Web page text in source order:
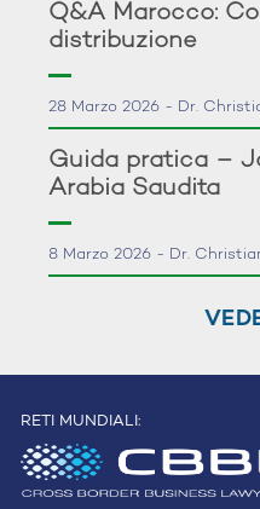
Q&A Marocco:
distribuzione
28 Marzo 2026 - Dr.
Guida pratica –
Arabia Saudita
8 Marzo 2026 - Dr.
RETI MUNDIALI: